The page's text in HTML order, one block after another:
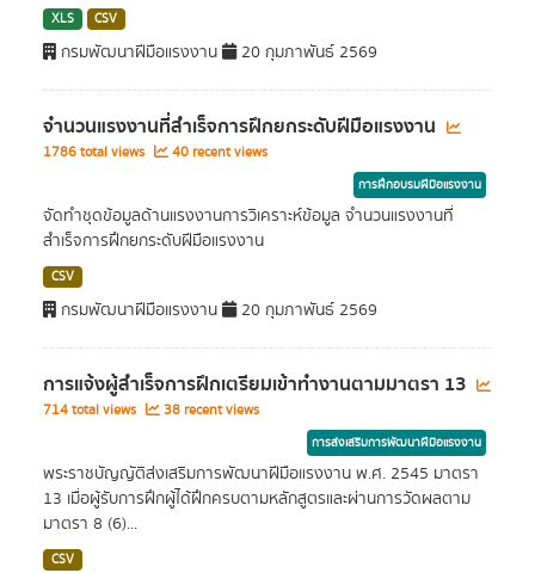
XLS CSV
กรมพัฒนาฝีมือแรงงาน 20 กุมภาพันธ์ 2569
จำนวนแรงงานที่สำเร็จการฝึกยกระดับฝีมือแรงงาน
1786 total views 40 recent views
การฝึกอบรมฝีมือแรงงาน
จัดทำชุดข้อมูลด้านแรงงานการวิเคราะห์ข้อมูล จำนวนแรงงานที่
สำเร็จการฝึกยกระดับฝีมือแรงงาน
CSV
กรมพัฒนาฝีมือแรงงาน 20 กุมภาพันธ์ 2569
การแจ้งผู้สำเร็จการฝึกเตรียมเข้าทำงานตามมาตรา 13
714 total views 38 recent views
การส่งเสริมการพัฒนาฝีมือแรงงาน
พระราชบัญญัติส่งเสริมการพัฒนาฝีมือแรงงาน พ.ศ. 2545 มาตรา
13 เมื่อผู้รับการฝึกผู้ได้ฝึกครบตามหลักสูตรและผ่านการวัดผลตาม
มาตรา 8 (6)...
CSV